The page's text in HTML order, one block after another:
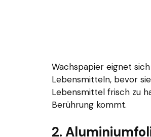
Wachspapier eignet
Lebensmitteln, bevor
Lebensmittel frisch zu
Berührung kommt.
2.